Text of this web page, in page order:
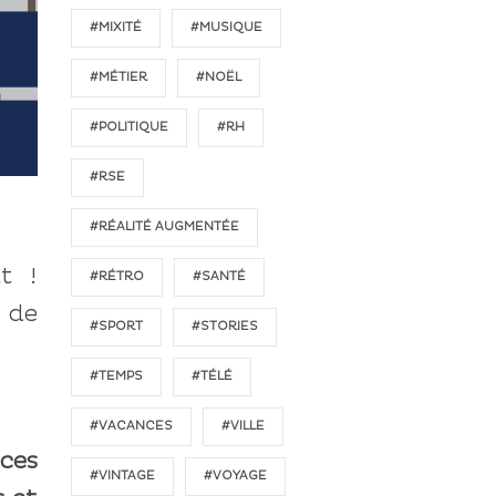
!
#MIXITÉ #MUSIQUE
#MÉTIER #NOËL
#POLITIQUE #RH
#RSE
#RÉALITÉ AUGMENTÉE
#RÉTRO #SANTÉ
#SPORT #STORIES
#TEMPS #TÉLÉ
#VACANCES #VILLE
#VINTAGE #VOYAGE